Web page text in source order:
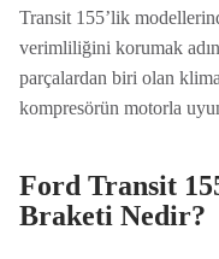
Transit 155’lik
verimliliğini korumak
parçalardan biri olan
kompresörün motorla
Ford Transit
Braketi Nedir?